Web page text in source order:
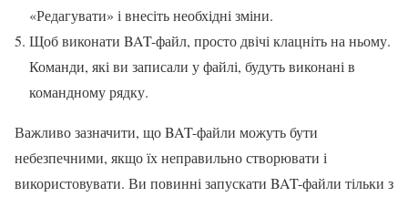
«Редагувати» і внесіть необхідні зміни.
Щоб виконати BAT-файл, просто двічі клацніть на ньому.
Команди, які ви записали у файлі, будуть виконані в
командному рядку.
Важливо зазначити, що BAT-файли можуть бути
небезпечними, якщо їх неправильно створювати і
використовувати. Ви повинні запускати BAT-файли тільки з